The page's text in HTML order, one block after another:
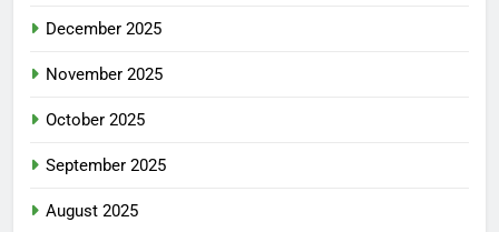
December 2025
November 2025
October 2025
September 2025
August 2025